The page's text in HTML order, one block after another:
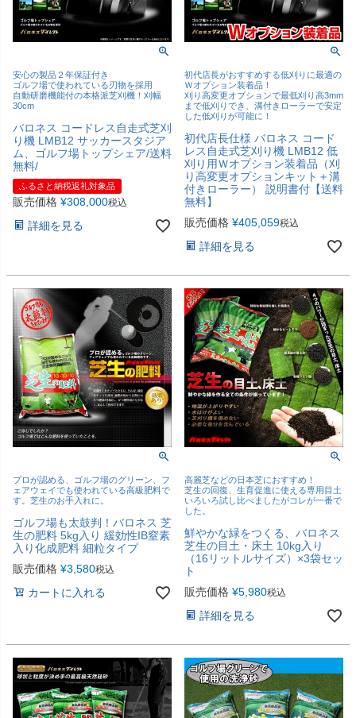
安心の製品２年保証付き
ゴルフ場で使われている刃物を採用
自動研磨機能付の本格派芝刈機！刈幅
30cm
バロネス コードレス自走式芝刈
り機 LMB12 サッカースタジア
ム、ゴルフ場トップシェア/送料
無料/
ふるさと納税返礼対象品
販売価格 ¥308,000税込
詳細を見る
初代店長がおすすめする低刈りに最適の
Ｗオプション装着品！
刈り高変更オプションで最低刈り高3mm
まで低刈りでき、溝付きローラーで安定
した低刈りが可能に！
初代店長仕様 バロネス コード
レス自走式芝刈り機 LMB12 低
刈り用Ｗオプション装着品（刈
り高変更オプションキット＋溝
付きローラー） 説明書付【送料
無料】
販売価格 ¥405,059税込
詳細を見る
プロが認める、ゴルフ場のグリーン、フ
ェアウェイでも使われている高級肥料で
す。芝生のお手入れに。
ゴルフ場も太鼓判！バロネス 芝
生の肥料 5kg入り 緩効性IB窒素
入り化成肥料 細粒タイプ
販売価格 ¥3,580税込
カートに入れる
高麗芝などの日本芝におすすめ！
芝生の回復、生育促進に使える専用目土
いろいろ試し比べましたがコレが一番で
した。
鮮やかな緑をつくる、バロネス
芝生の目土・床土 10kg入り
（16リットルサイズ）×3袋セッ
ト
販売価格 ¥5,980税込
詳細を見る